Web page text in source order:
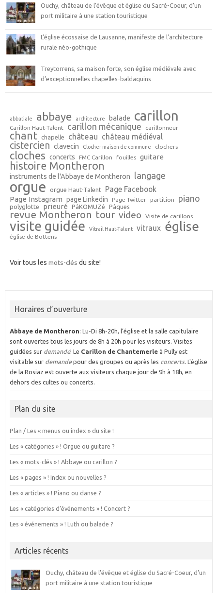
Ouchy, château de l’évêque et église du Sacré-Coeur, d’un
port militaire à une station touristique
L’église écossaise de Lausanne, manifeste de l’architecture
rurale néo-gothique
Treytorrens, sa maison forte, son église médiévale avec
d’exceptionnelles chapelles-baldaquins
abbatiale abbaye architecture balade carillon
Carillon Haut-Talent carillon mécanique carillonneur
chant chapelle château château médiéval
cistercien clavecin Clocher maison de commune clochers
cloches concerts FMC Carillon fouilles guitare
histoire Montheron
instruments de l'Abbaye de Montheron langage
orgue orgue Haut-Talent Page Facebook
Page Instagram page Linkedin Page Twitter partition piano
polyglotte prieuré PâKOMUZé Pâques
revue Montheron tour video Visite de carillons
visite guidée Vitrail Haut-Talent vitraux église
église de Bottens
Voir tous les mots-clés du site!
Horaires d’ouverture
Abbaye de Montheron: Lu-Di 8h-20h, l’église et la salle capitulaire
sont ouvertes tous les jours de 8h à 20h pour les visiteurs. Visites
guidées sur demande! Le Carillon de Chantemerleà Pully est
visitable sur demandepour des groupes ou après les concerts. L'église
de la Rosiaz est ouverte aux visiteurs chaque jour de 9h à 18h, en
dehors des cultes ou concerts.
Plan du site
Plan / Les « menus ou index » du site !
Les « catégories » ! Orgue ou guitare ?
Les « mots-clés » ! Abbaye ou carillon ?
Les « pages » ! Index ou nouvelles ?
Les « articles » ! Piano ou danse ?
Les « catégories d’événements » ! Concert ?
Les « événements » ! Luth ou balade ?
Articles récents
Ouchy, château de l’évêque et église du Sacré-Coeur, d’un
port militaire à une station touristique